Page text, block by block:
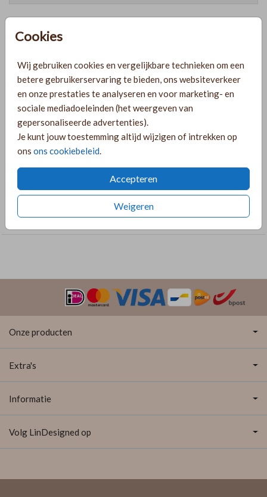
Cookies
Wij gebruiken cookies en vergelijkbare technieken om een
betere gebruikerservaring te bieden, ons websiteverkeer
en onze prestaties te analyseren en voor marketing- en
sociale mediadoeleinden (het weergeven van
gepersonaliseerde advertenties).
Je kunt jouw toestemming altijd wijzigen of intrekken op
ons ons cookiebeleid.
Accepteren
Weigeren
PRODUCTINFORMATIE
OMSCHRIJVING
Stoer geboortekaartje op hout voor een jongetje met
abstracte vormen.
COLLECTIE
Geboortekaartjes
Onze producten
Extra's
Informatie
Volg LinDesigned op